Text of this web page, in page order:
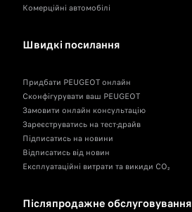
Комерційні автомобілі
Швидкі посилання
Придбати PEUGEOT онлайн
Сконфігурувати ваш PEUGEOT
Замовити онлайн консультацію
Зареєструватись на тест-драйв
Підписатись на новини
Відписатись від новин
Експлуатаційні витрати та викиди CO₂
Післяпродажне обслуговування